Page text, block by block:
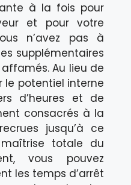
à la fois pour
et pour votre
n’avez pas à
supplémentaires
Au lieu de
le potentiel interne
d’heures et de
consacrés à la
jusqu’à ce
totale du
vous pouvez
les temps d’arrêt